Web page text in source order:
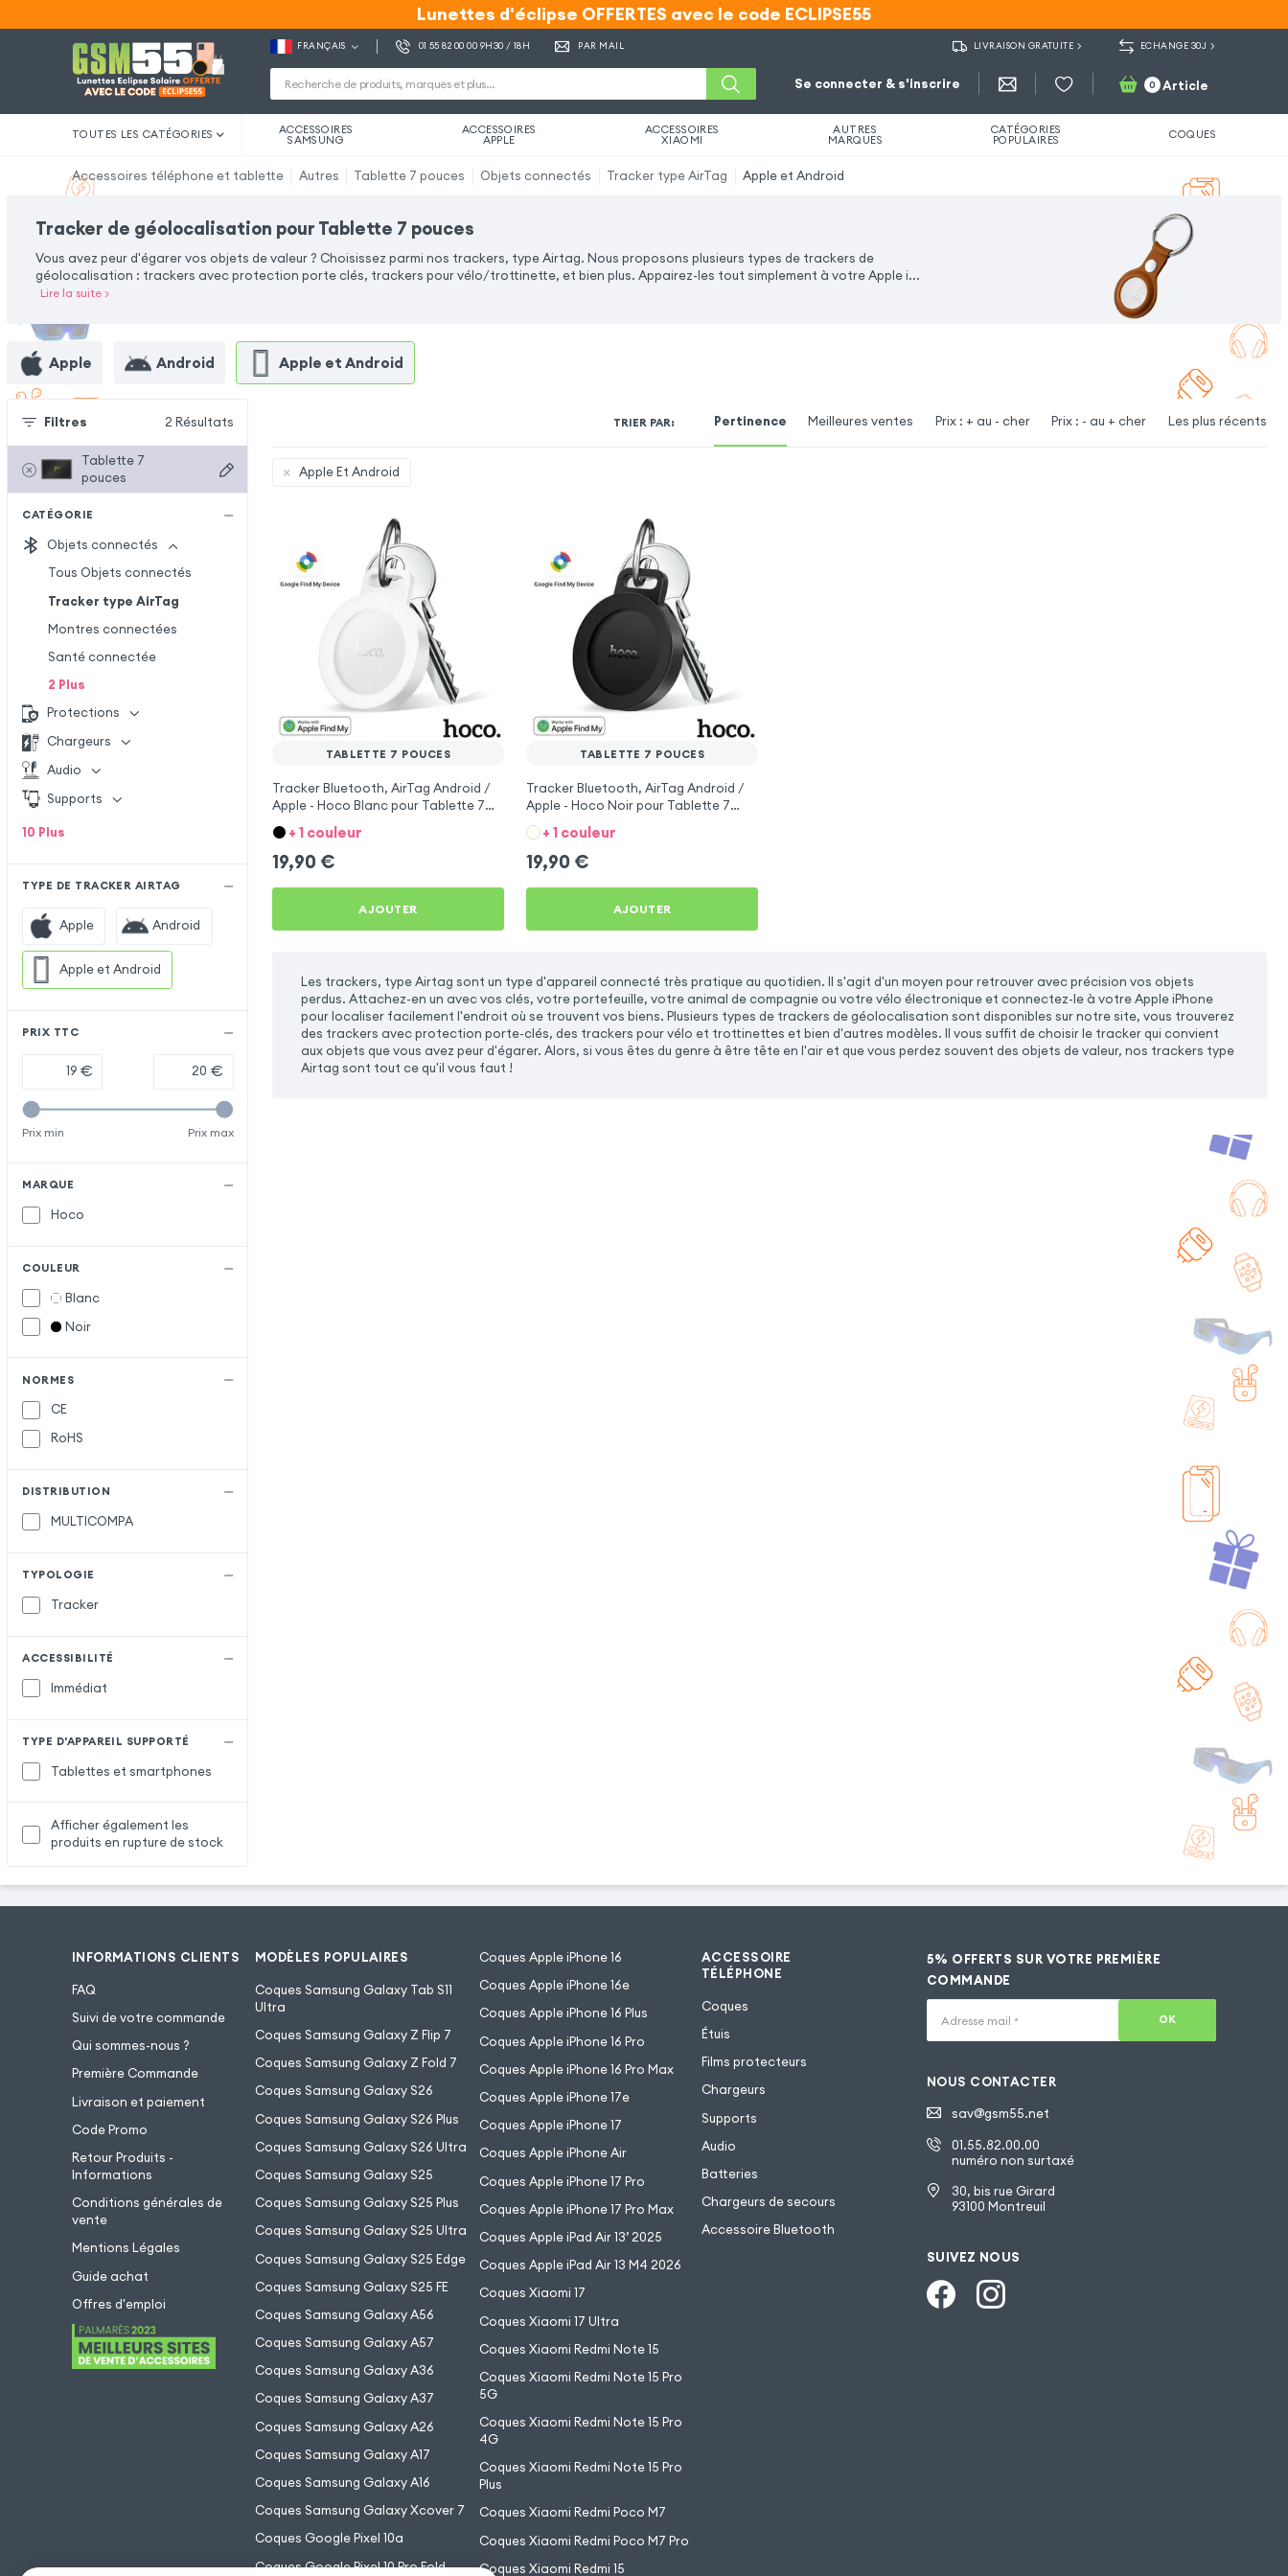
Lunettes d'éclipse OFFERTES avec le code ECLIPSE55
Lunettes d'éclipse OFFERTES avec le code ECLIPSE55
FRANÇAIS 01 55 82 00 00 9H30 / 18H PAR MAIL LIVRAISON GRATUITE ECHANGE 30J
Se connecter & s'inscrire 0 Article
TOUTES LES CATÉGORIES ACCESSOIRES
SAMSUNG
ACCESSOIRES
APPLE
ACCESSOIRES
XIAOMI
AUTRES
MARQUES
CATÉGORIES
POPULAIRES COQUES
Accessoires téléphone et tablette Autres Tablette 7 pouces Objets connectés Tracker type AirTag Apple et Android
Tracker de géolocalisation pour Tablette 7 pouces
Vous avez peur d'égarer vos objets de valeur ? Choisissez parmi nos trackers, type Airtag. Nous proposons plusieurs types de trackers de
géolocalisation : trackers avec protection porte clés, trackers pour vélo/trottinette, et bien plus. Appairez-les tout simplement à votre Apple i...
Lire la suite>
Apple Android Apple et Android
Filtres 2 Résultats
Tablette 7
pouces
CATÉGORIE
Objets connectés
Tous Objets connectés
Tracker type AirTag
Montres connectées
Santé connectée
2 Plus
Protections
Chargeurs
Audio
Supports
10 Plus
TYPE DE TRACKER AIRTAG
Apple Android
Apple et Android
PRIX TTC
€ €
Prix min Prix max
MARQUE
Hoco
COULEUR
Blanc
Noir
NORMES
CE
RoHS
DISTRIBUTION
MULTICOMPA
TYPOLOGIE
Tracker
ACCESSIBILITÉ
Immédiat
TYPE D'APPAREIL SUPPORTÉ
Tablettes et smartphones
Afficher également les
produits en rupture de stock
TRIER PAR: Pertinence Meilleures ventes Prix : + au - cher Prix : - au + cher Les plus récents
Apple Et Android
TABLETTE 7 POUCES
Tracker Bluetooth, AirTag Android /
Apple - Hoco Blanc pour Tablette 7
pouces
+ 1 couleur
19,90 €
AJOUTER
TABLETTE 7 POUCES
Tracker Bluetooth, AirTag Android /
Apple - Hoco Noir pour Tablette 7
pouces
+ 1 couleur
19,90 €
AJOUTER
Les trackers, type Airtag sont un type d'appareil connecté très pratique au quotidien. Il s'agit d'un moyen pour retrouver avec précision vos objets
perdus. Attachez-en un avec vos clés, votre portefeuille, votre animal de compagnie ou votre vélo électronique et connectez-le à votre Apple iPhone
pour localiser facilement l'endroit où se trouvent vos biens. Plusieurs types de trackers de géolocalisation sont disponibles sur notre site, vous trouverez
des trackers avec protection porte-clés, des trackers pour vélo et trottinettes et bien d'autres modèles. Il vous suffit de choisir le tracker qui convient
aux objets que vous avez peur d'égarer. Alors, si vous êtes du genre à être tête en l'air et que vous perdez souvent des objets de valeur, nos trackers type
Airtag sont tout ce qu'il vous faut !
INFORMATIONS CLIENTS
FAQ
Suivi de votre commande
Qui sommes-nous ?
Première Commande
Livraison et paiement
Code Promo
Retour Produits -
Informations
Conditions générales de
vente
Mentions Légales
Guide achat
Offres d'emploi
MODÈLES POPULAIRES
Coques Samsung Galaxy Tab S11
Ultra
Coques Samsung Galaxy Z Flip 7
Coques Samsung Galaxy Z Fold 7
Coques Samsung Galaxy S26
Coques Samsung Galaxy S26 Plus
Coques Samsung Galaxy S26 Ultra
Coques Samsung Galaxy S25
Coques Samsung Galaxy S25 Plus
Coques Samsung Galaxy S25 Ultra
Coques Samsung Galaxy S25 Edge
Coques Samsung Galaxy S25 FE
Coques Samsung Galaxy A56
Coques Samsung Galaxy A57
Coques Samsung Galaxy A36
Coques Samsung Galaxy A37
Coques Samsung Galaxy A26
Coques Samsung Galaxy A17
Coques Samsung Galaxy A16
Coques Samsung Galaxy Xcover 7
Coques Google Pixel 10a
Coques Google Pixel 10 Pro Fold
Coques Apple iPhone 16
Coques Apple iPhone 16e
Coques Apple iPhone 16 Plus
Coques Apple iPhone 16 Pro
Coques Apple iPhone 16 Pro Max
Coques Apple iPhone 17e
Coques Apple iPhone 17
Coques Apple iPhone Air
Coques Apple iPhone 17 Pro
Coques Apple iPhone 17 Pro Max
Coques Apple iPad Air 13’ 2025
Coques Apple iPad Air 13 M4 2026
Coques Xiaomi 17
Coques Xiaomi 17 Ultra
Coques Xiaomi Redmi Note 15
Coques Xiaomi Redmi Note 15 Pro
5G
Coques Xiaomi Redmi Note 15 Pro
4G
Coques Xiaomi Redmi Note 15 Pro
Plus
Coques Xiaomi Redmi Poco M7
Coques Xiaomi Redmi Poco M7 Pro
Coques Xiaomi Redmi 15
ACCESSOIRE
TÉLÉPHONE
Coques
Étuis
Films protecteurs
Chargeurs
Supports
Audio
Batteries
Chargeurs de secours
Accessoire Bluetooth
5% OFFERTS SUR VOTRE PREMIÈRE
COMMANDE
Adresse mail * OK
NOUS CONTACTER
sav@gsm55.net
01.55.82.00.00
numéro non surtaxé
30, bis rue Girard
93100 Montreuil
SUIVEZ NOUS